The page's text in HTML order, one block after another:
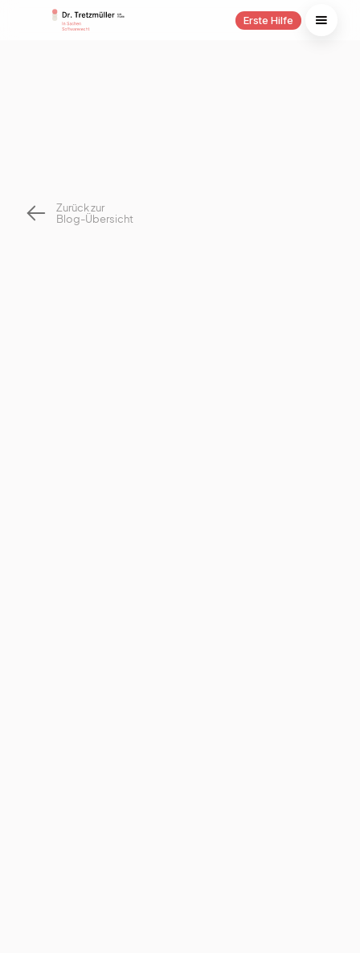
Erste Hilfe
Zurück zur
Blog-Übersicht